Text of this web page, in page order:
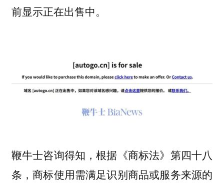
前显示正在出售中。
鞭牛士咨询得知，根据《商标法》第四十八
条，商标使用需满足识别商品或服务来源的